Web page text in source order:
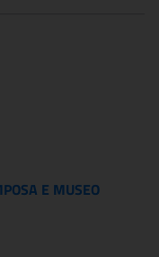
E MUSEO